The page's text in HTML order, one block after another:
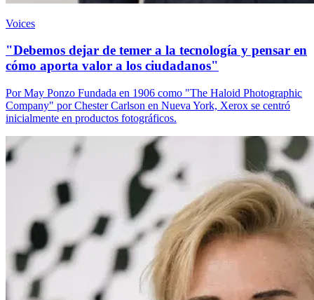
Voices
"Debemos dejar de temer a la tecnología y pensar en
cómo aporta valor a los ciudadanos"
Por May Ponzo Fundada en 1906 como "The Haloid Photographic
Company" por Chester Carlson en Nueva York, Xerox se centró
inicialmente en productos fotográficos.